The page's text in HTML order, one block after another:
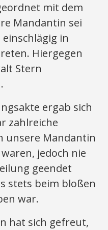
mit dem
Mandantin sei
in
Hiergegen
Stern
ergab sich
zahlreiche
unsere Mandantin
jedoch nie
geendet
stets beim bloßen
war.
hat sich gefreut,